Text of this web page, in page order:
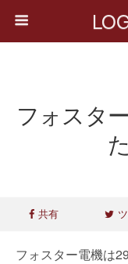
フォスタ
共有
フォスター電機は